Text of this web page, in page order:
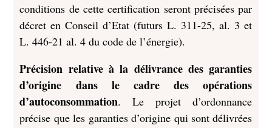
conditions de cette certification seront précisées par
décret en Conseil d’Etat (futurs L. 311-25, al. 3 et
L. 446-21 al. 4 du code de l’énergie).
Précision relative à la délivrance des garanties
d’origine dans le cadre des opérations
d’autoconsommation. Le projet d’ordonnance
précise que les garanties d’origine qui sont délivrées